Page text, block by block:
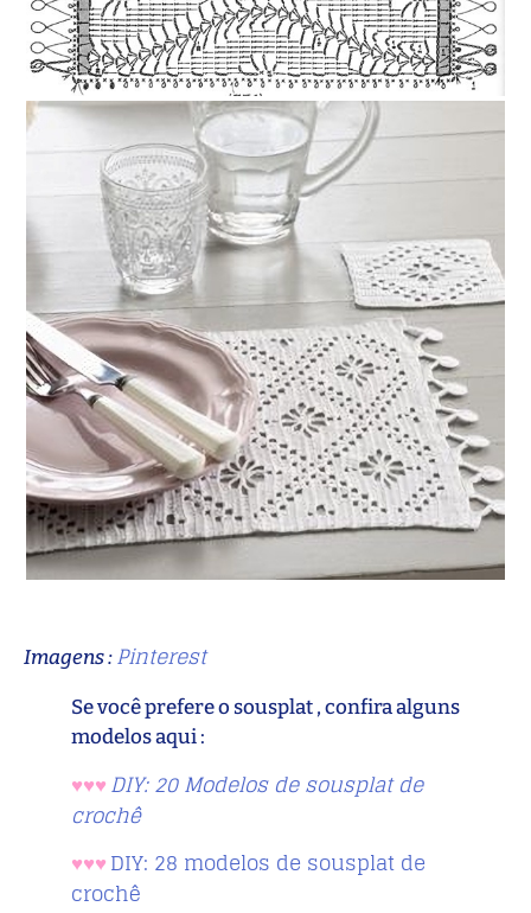
Imagens :Pinterest
Se você prefere o sousplat , confira alguns
modelos aqui :
♥♥♥ DIY: 20 Modelos de sousplat de
crochê
♥♥♥ DIY: 28 modelos de sousplat de
crochê